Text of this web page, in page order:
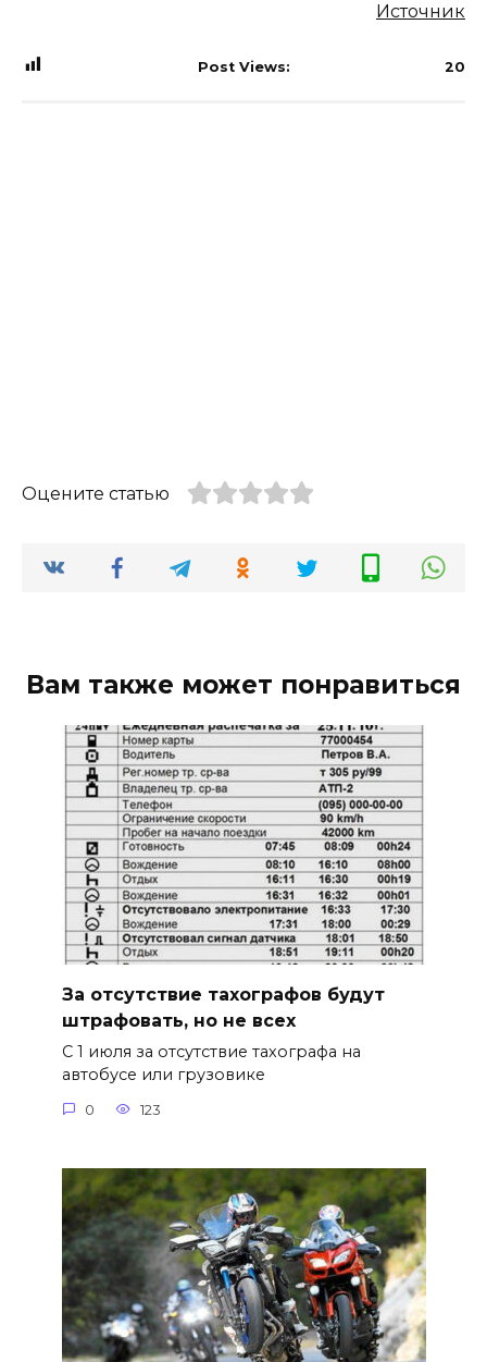
Источник
Post Views: 20
Оцените статью
Вам также может понравиться
За отсутствие тахографов будут
штрафовать, но не всех
С 1 июля за отсутствие тахографа на
автобусе или грузовике
0 123